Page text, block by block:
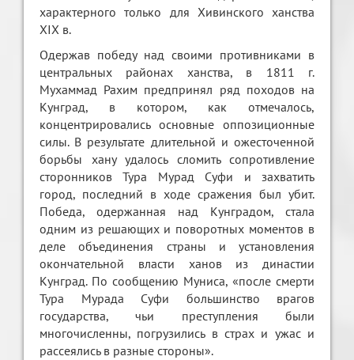
характерного только для Хивинского ханства
XIX в.
Одержав победу над своими противниками в
центральных районах ханства, в 1811 г.
Мухаммад Рахим предпринял ряд походов на
Кунград, в котором, как отмечалось,
концентрировались основные оппозиционные
силы. В результате длительной и ожесточенной
борьбы хану удалось сломить сопротивление
сторонников Тура Мурад Суфи и захватить
город, последний в ходе сражения был убит.
Победа, одержанная над Кунградом, стала
одним из решающих и поворотных моментов в
деле объединения страны и установления
окончательной власти ханов из династии
Кунград. По сообщению Муниса, «после смерти
Тура Мурада Суфи большинство врагов
государства, чьи преступления были
многочисленны, погрузились в страх и ужас и
рассеялись в разные стороны».